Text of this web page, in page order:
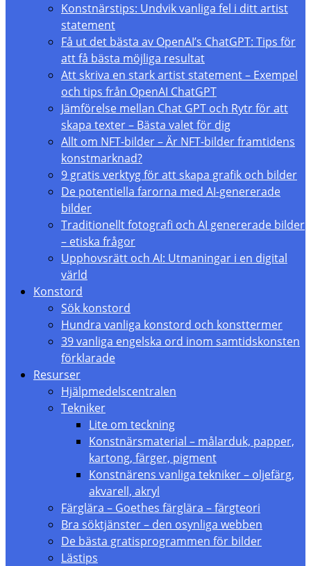
Konstnärstips: Undvik vanliga fel i ditt artist
statement
Få ut det bästa av OpenAI’s ChatGPT: Tips för
att få bästa möjliga resultat
Att skriva en stark artist statement – Exempel
och tips från OpenAI ChatGPT
Jämförelse mellan Chat GPT och Rytr för att
skapa texter – Bästa valet för dig
Allt om NFT-bilder – Är NFT-bilder framtidens
konstmarknad?
9 gratis verktyg för att skapa grafik och bilder
De potentiella farorna med AI-genererade
bilder
Traditionellt fotografi och AI genererade bilder
– etiska frågor
Upphovsrätt och AI: Utmaningar i en digital
värld
Konstord
Sök konstord
Hundra vanliga konstord och konsttermer
39 vanliga engelska ord inom samtidskonsten
förklarade
Resurser
Hjälpmedelscentralen
Tekniker
Lite om teckning
Konstnärsmaterial – målarduk, papper,
kartong, färger, pigment
Konstnärens vanliga tekniker – oljefärg,
akvarell, akryl
Färglära – Goethes färglära – färgteori
Bra söktjänster – den osynliga webben
De bästa gratisprogrammen för bilder
Lästips